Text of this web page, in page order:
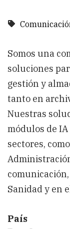
Somos una
soluciones
gestión y
tanto en
Nuestras
módulos de
sectores,
Sanidad y en
País